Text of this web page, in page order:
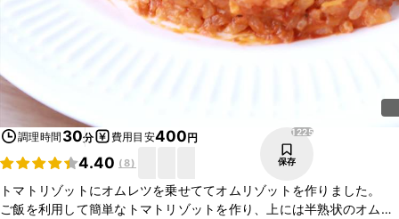
調理時間 30分 費用目安400円
4.40 (8)
1225
保存
トマトリゾットにオムレツを乗せててオムリゾットを作りました。
ご飯を利用して簡単なトマトリゾットを作り、上には半熟状のオムレ